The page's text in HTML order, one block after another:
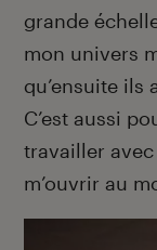
grande
mon univers
qu’ensuite ils
C’est aussi
travailler
m’ouvrir au